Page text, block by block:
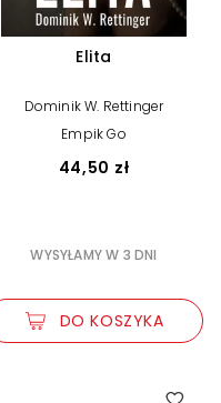
Elita
Dominik W. Rettinger
Empik Go
44,50 zł
WYSYŁAMY W 3 DNI
DO KOSZYKA